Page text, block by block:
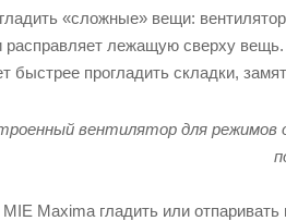
«сложные» вещи:
расправляет лежащую сверху
быстрее прогладить складки,
вентилятор для режимов
Maxima гладить или